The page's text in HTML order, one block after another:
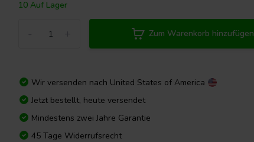
10 Auf Lager
Zum Warenkorb hinzufügen
Wir versenden nach United States of America
Jetzt bestellt, heute versendet
Mindestens zwei Jahre Garantie
45 Tage Widerrufsrecht